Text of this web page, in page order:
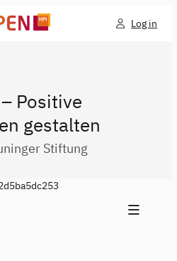
Log in
Positive
gestalten
Stiftung